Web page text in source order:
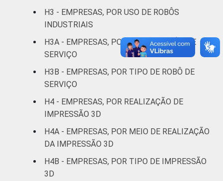
alimentação
6
Informação e
comunicação
40 60
Atividades
atividades
profissionais,
técnicas,
atividades
administrativas
18 82
H3 - EMPRESAS, POR USO DE ROBÔS
INDUSTRIAIS
H3A - EMPRESAS, POR USO DE ROBÔS DE
SERVIÇO
H3B - EMPRESAS, POR TIPO DE ROBÔ DE
SERVIÇO
H4 - EMPRESAS, POR REALIZAÇÃO DE
IMPRESSÃO 3D
H4A - EMPRESAS, POR MEIO DE REALIZAÇÃO
DA IMPRESSÃO 3D
H4B - EMPRESAS, POR TIPO DE IMPRESSÃO
3D